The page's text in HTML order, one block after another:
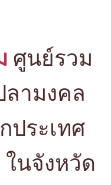
ศูนย์รวม
ลามงคล
ประเทศ
ในจังหวัด